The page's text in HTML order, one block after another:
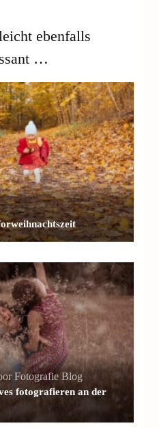
ebenfalls
…
Fotografie Blog
fotografieren an der